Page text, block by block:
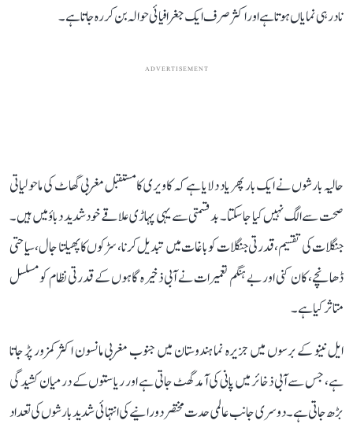
نادر ہی نمایاں ہوتا ہے اور اکثر صرف ایک جغرافیائی حوالہ بن کر رہ جاتا ہے۔
ADVERTISEMENT
حالیہ بارشوں نے ایک بار پھر یاد دلایا ہے کہ کاویری کا مستقبل مغربی گھاٹ کی ماحولیاتی
صحت سے الگ نہیں کیا جا سکتا۔ بدقسمتی سے یہی پہاڑی علاقے خود شدید دباؤ میں ہیں۔
جنگلات کی تقسیم، قدرتی جنگلات کو باغات میں تبدیل کرنا، سڑکوں کا پھیلتا جال، سیاحتی
ڈھانچے، کان کنی اور بے ہنگم تعمیرات نے آبی ذخیرہ گاہوں کے قدرتی نظام کو مسلسل
متاثر کیا ہے۔
ایل نینو کے برسوں میں جزیرہ نما ہندوستان میں جنوب مغربی مانسون اکثر کمزور پڑ جاتا
ہے، جس سے آبی ذخائر میں پانی کی آمد گھٹ جاتی ہے اور ریاستوں کے درمیان کشیدگی
بڑھ جاتی ہے۔ دوسری جانب عالمی حدت مختصر دورانیے کی انتہائی شدید بارشوں کی تعداد